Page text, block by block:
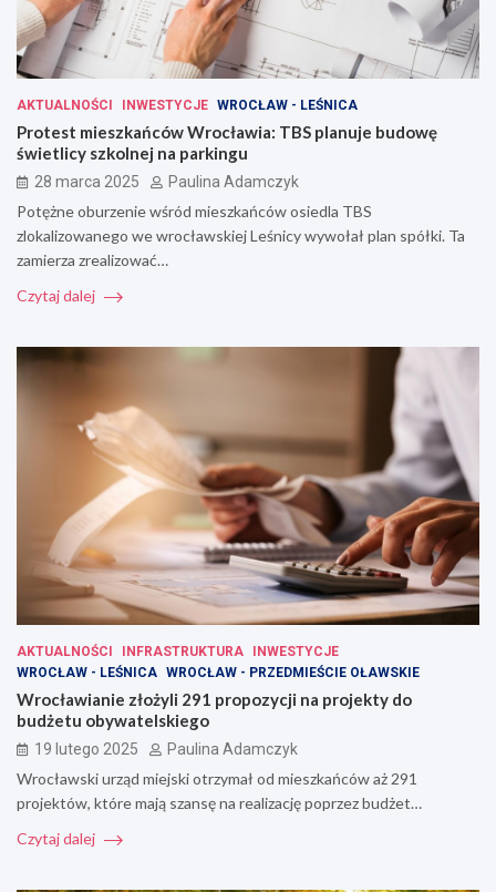
AKTUALNOŚCI INWESTYCJE WROCŁAW - LEŚNICA
Protest mieszkańców Wrocławia: TBS planuje budowę
świetlicy szkolnej na parkingu
28 marca 2025 Paulina Adamczyk
Potężne oburzenie wśród mieszkańców osiedla TBS
zlokalizowanego we wrocławskiej Leśnicy wywołał plan spółki. Ta
zamierza zrealizować…
Czytaj dalej
AKTUALNOŚCI INFRASTRUKTURA
INWESTYCJE
WROCŁAW - LEŚNICA WROCŁAW - PRZEDMIEŚCIE OŁAWSKIE
Wrocławianie złożyli 291 propozycji na projekty do
budżetu obywatelskiego
19 lutego 2025 Paulina Adamczyk
Wrocławski urząd miejski otrzymał od mieszkańców aż 291
projektów, które mają szansę na realizację poprzez budżet…
Czytaj dalej